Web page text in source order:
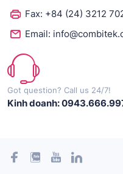
Fax: +84 (24) 3212
Email:
Got question? Call us 24/7!
Kinh doanh: